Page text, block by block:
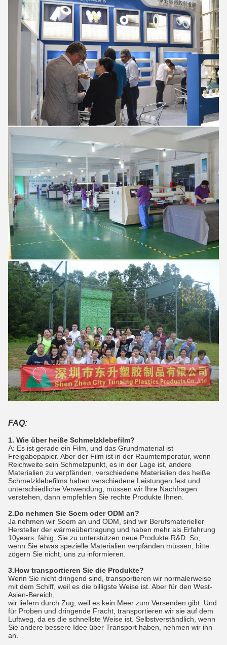
FAQ:
1. Wie über heiße Schmelzklebefilm?
A: Es ist gerade ein Film, und das Grundmaterial ist
Freigabepapier. Aber der Film ist in der Raumtemperatur, wenn
Reichweite sein Schmelzpunkt, es in der Lage ist, andere
Materialien zu verpfänden, verschiedene Materialien des heiße
Schmelzklebefilms haben verschiedene Leistungen fest und
unterschiedliche Verwendung, müssen wir Ihre Nachfragen
verstehen, dann empfehlen Sie rechte Produkte Ihnen.
2.Do nehmen Sie Soem oder ODM an?
Ja nehmen wir Soem an und ODM, sind wir Berufsmaterieller
Hersteller der wärmeübertragung und haben mehr als Erfahrung
10years. fähig, Sie zu unterstützen neue Produkte R&D. So,
wenn Sie etwas spezielle Materialien verpfänden müssen, bitte
zögern Sie nicht, uns zu informieren.
3.How transportieren Sie die Produkte?
Wenn Sie nicht dringend sind, transportieren wir normalerweise
mit dem Schiff, weil es die billigste Weise ist. Aber für den West-
Asien-Bereich,
wir liefern durch Zug, weil es kein Meer zum Versenden gibt. Und
für Proben und dringende Fracht, transportieren wir sie auf dem
Luftweg, da es die schnellste Weise ist. Selbstverständlich, wenn
Sie andere bessere Idee über Transport haben, nehmen wir ihn
an.